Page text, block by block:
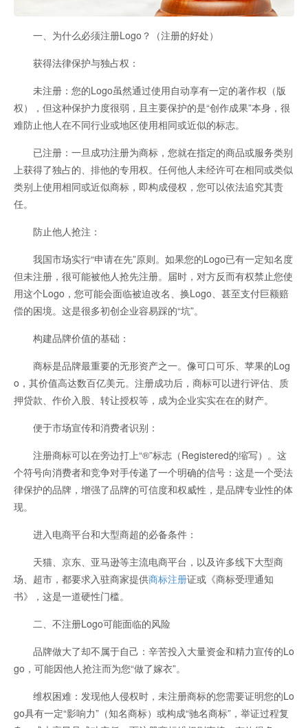
一、为什么必须注册Logo？（注册的好处）
获得法律保护与独占权：
未注册：您的Logo虽然通过使用自动享有一定的著作权（版
权），但这种保护力度很弱，且主要保护的是“创作成果”本身，很
难防止他人在不同行业或地区使用相同或近似的标志。
已注册：一旦成功注册为商标，您就在指定的商品或服务类别
上获得了独占的、排他的专用权。任何他人未经许可在相同或类似
类别上使用相同或近似商标，即构成侵权，您可以依法追究其责
任。
防止他人抢注：
我国市场实行“申请在先”原则。如果您的Logo已有一定知名度
但未注册，很可能被他人抢先注册。届时，对方反而有权禁止您使
用这个Logo，您可能会面临被迫改名、换Logo、甚至支付巨额赔
偿的困境。这是很多初创企业容易踩的“坑”。
构建品牌价值的基础：
商标是品牌最重要的无形资产之一。像可口可乐、苹果的Log
o，其价值高达数百亿美元。注册成功后，商标可以进行评估、质
押贷款、作价入股、转让授权等，成为企业实实在在的财产。
便于市场宣传和消费者识别：
注册商标可以在旁边打上“®”标志（Registered的缩写）。这
个符号向消费者和竞争对手传递了一个明确的信号：这是一个受法
律保护的品牌，增强了品牌的可信度和权威性，是品牌专业性的体
现。
进入电商平台和大型商超的必备条件：
天猫、京东、亚马逊等主流电商平台，以及许多线下大型商
场、超市，都要求入驻商家提供商标注册证或《商标受理通知
书》，这是一道硬性门槛。
二、不注册Logo可能面临的风险
品牌做大了却不属于自己：辛苦投入大量资金和精力宣传的Lo
go，可能因他人抢注而为您“做了嫁衣”。
维权困难：发现他人侵权时，未注册商标的您需要证明您的Lo
go具有一定“影响力”（知名商标）或构成“驰名商标”，举证过程复